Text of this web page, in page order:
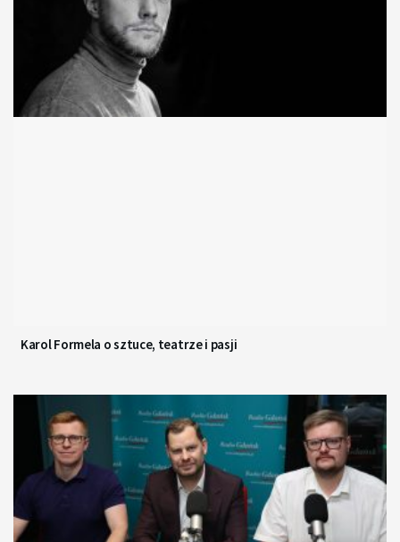
Karol Formela o sztuce, teatrze i pasji